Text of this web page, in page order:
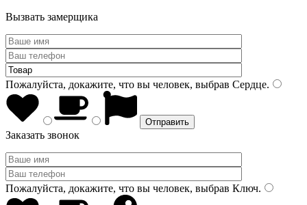
Вызвать замерщика
Пожалуйста, докажите, что вы человек, выбрав Сердце.
Заказать звонок
Пожалуйста, докажите, что вы человек, выбрав Ключ.